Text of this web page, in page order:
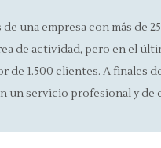
una empresa con más
de actividad, pero en el
de 1.500 clientes. A finales
un servicio profesional y de